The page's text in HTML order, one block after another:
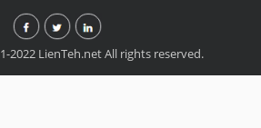
2022 LienTeh.net All rights reserved.